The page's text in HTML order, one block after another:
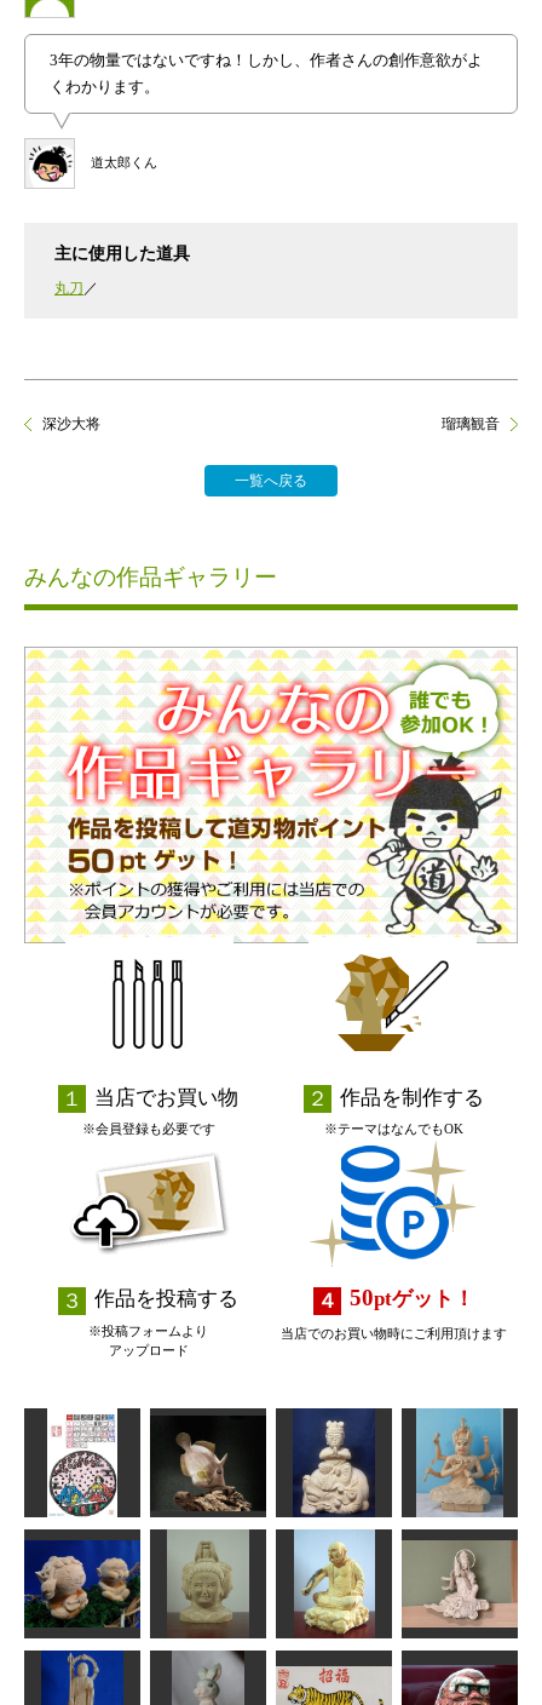
道太郎くん
3年の物量ではないですね！しかし、作者さんの創作意欲がよ
くわかります。
主に使用した道具
丸刀
深沙大将
一覧へ戻る
瑠璃観音
みんなの作品ギャラリー
当店でお買い物
※会員登録も必要です
作品を制作する
※テーマはなんでもOK
作品を投稿する
※投稿フォームより
アップロード
50ptゲット！
当店でのお買い物時にご利用頂けます
版画カレン
ダ 庚子弥生
fuku
カワハギ
MINI
童普賢
俊造
愛染明王座像
ろうけい